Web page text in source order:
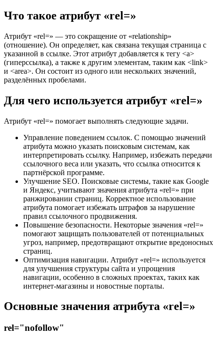
Что такое атрибут «rel=»
Атрибут «rel=» — это сокращение от «relationship»
(отношение). Он определяет, как связана текущая страница с
указанной в ссылке. Этот атрибут добавляется к тегу <a>
(гиперссылка), а также к другим элементам, таким как <link>
и <area>. Он состоит из одного или нескольких значений,
разделённых пробелами.
Для чего используется атрибут «rel=»
Атрибут «rel=» помогает выполнять следующие задачи.
Управление поведением ссылок. С помощью значений
атрибута можно указать поисковым системам, как
интерпретировать ссылку. Например, избежать передачи
ссылочного веса или указать, что ссылка относится к
партнёрской программе.
Улучшение SEO. Поисковые системы, такие как Google
и Яндекс, учитывают значения атрибута «rel=» при
ранжировании страниц. Корректное использование
атрибута помогает избежать штрафов за нарушение
правил ссылочного продвижения.
Повышение безопасности. Некоторые значения «rel=»
помогают защищать пользователей от потенциальных
угроз, например, предотвращают открытие вредоносных
страниц.
Оптимизация навигации. Атрибут «rel=» используется
для улучшения структуры сайта и упрощения
навигации, особенно в сложных проектах, таких как
интернет-магазины и новостные порталы.
Основные значения атрибута «rel=»
rel="nofollow"